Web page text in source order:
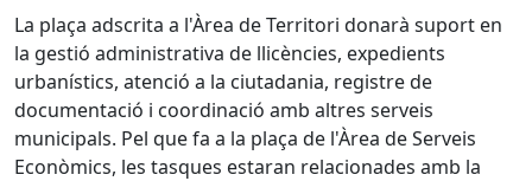
La plaça adscrita a l'Àrea de Territori donarà suport en
la gestió administrativa de llicències, expedients
urbanístics, atenció a la ciutadania, registre de
documentació i coordinació amb altres serveis
municipals. Pel que fa a la plaça de l'Àrea de Serveis
Econòmics, les tasques estaran relacionades amb la